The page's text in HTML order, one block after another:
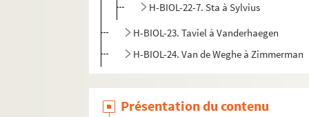
H-BIOL-22-7. Sta à Sylvius
H-BIOL-23. Taviel à Vanderhaegen
H-BIOL-24. Van de Weghe à Zimmerman
Présentation du contenu